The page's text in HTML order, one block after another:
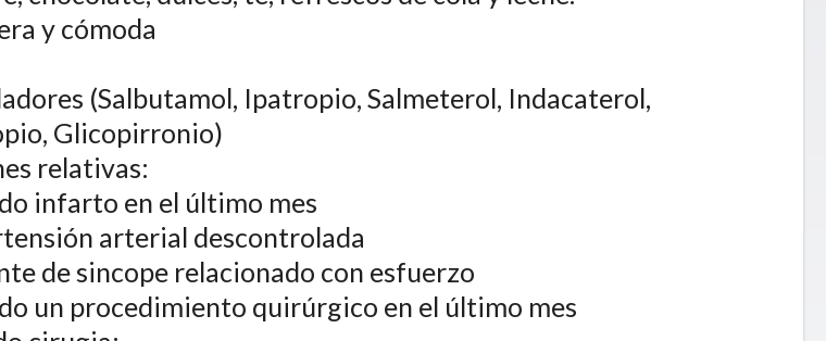
y cómoda
(Salbutamol, Ipatropio, Salmeterol, Indacaterol,
Glicopirronio)
relativas:
infarto en el último mes
arterial descontrolada
de sincope relacionado con esfuerzo
un procedimiento quirúrgico en el último mes